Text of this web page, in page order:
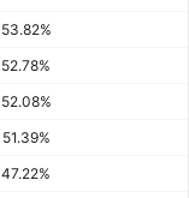
53.82%
52.78%
52.08%
51.39%
47.22%